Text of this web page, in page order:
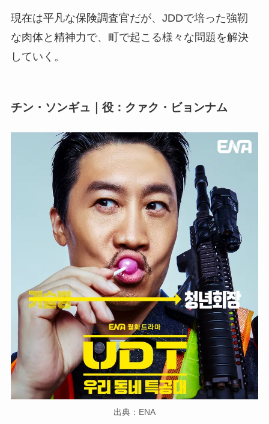
現在は平凡な保険調査官だが、JDDで培った強靭
な肉体と精神力で、町で起こる様々な問題を解決
していく。
チン・ソンギュ｜役：クァク・ビョンナム
出典：ENA